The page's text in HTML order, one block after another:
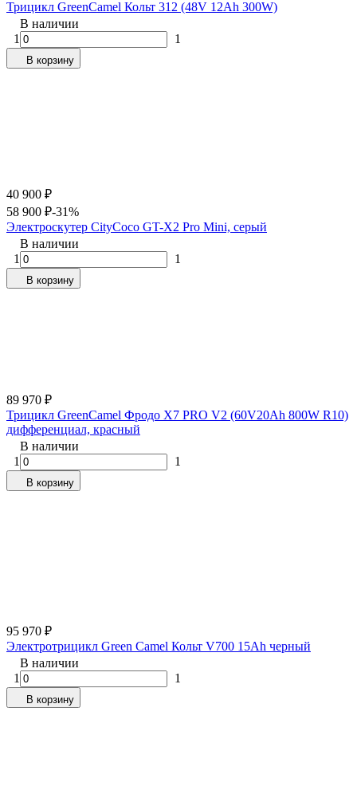
Трицикл GreenCamel Кольт 312 (48V 12Ah 300W)
В наличии
1
1
В корзину
40 900 ₽
58 900 ₽-31%
Электроскутер CityCoco GT-X2 Pro Mini, серый
В наличии
1
1
В корзину
89 970 ₽
Трицикл GreenCamel Фродо X7 PRO V2 (60V20Ah 800W R10)
дифференциал, красный
В наличии
1
1
В корзину
95 970 ₽
Электротрицикл Green Camel Кольт V700 15Ah черный
В наличии
1
1
В корзину